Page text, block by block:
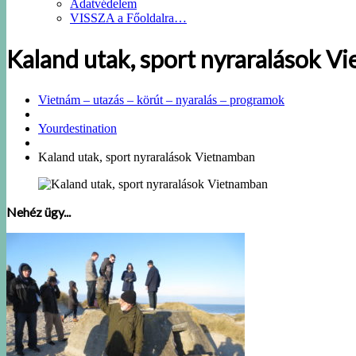
Adatvédelem
VISSZA a Főoldalra…
Kaland utak, sport nyraralások
Vietnám – utazás – körút – nyaralás – programok
Yourdestination
Kaland utak, sport nyraralások Vietnamban
Nehéz ügy...